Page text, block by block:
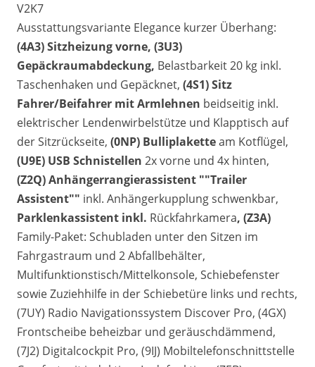
V2K7
Ausstattungsvariante Elegance kurzer Überhang:
(4A3) Sitzheizung vorne, (3U3)
Gepäckraumabdeckung, Belastbarkeit 20 kg inkl.
Taschenhaken und Gepäcknet, (4S1) Sitz
Fahrer/Beifahrer mit Armlehnen beidseitig inkl.
elektrischer Lendenwirbelstütze und Klapptisch auf
der Sitzrückseite, (0NP) Bulliplaketteam Kotflügel,
(U9E) USB Schnistellen 2x vorne und 4x hinten,
(Z2Q) Anhängerrangierassistent ""Trailer
Assistent"" inkl. Anhängerkupplung schwenkbar,
Parklenkassistent inkl. Rückfahrkamera, (Z3A)
Family-Paket: Schubladen unter den Sitzen im
Fahrgastraum und 2 Abfallbehälter,
Multifunktionstisch/Mittelkonsole, Schiebefenster
sowie Zuziehhilfe in der Schiebetüre links und rechts,
(7UY) Radio Navigationssystem Discover Pro, (4GX)
Frontscheibe beheizbar und geräuschdämmend,
(7J2) Digitalcockpit Pro, (9IJ) Mobiltelefonschnittstelle